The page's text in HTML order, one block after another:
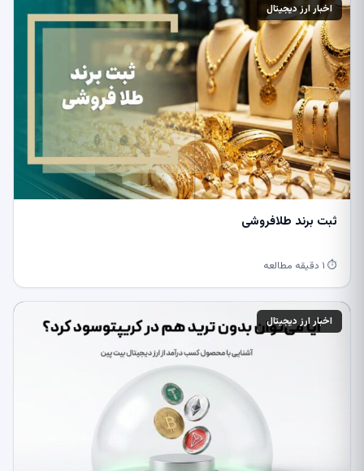
اخبار ارز دیجیتال
ثبت برند طلافروشی
⏱ ۱ دقیقه مطالعه
اخبار ارز دیجیتال